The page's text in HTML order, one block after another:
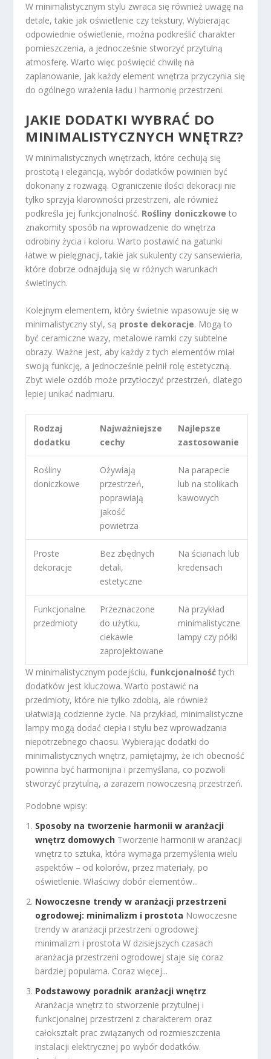
W minimalistycznym stylu zwraca się również uwagę na
detale, takie jak oświetlenie czy tekstury. Wybierając
odpowiednie oświetlenie, można podkreślić charakter
pomieszczenia, a jednocześnie stworzyć przytulną
atmosferę. Warto więc poświęcić chwilę na
zaplanowanie, jak każdy element wnętrza przyczynia się
do ogólnego wrażenia ładu i harmonię przestrzeni.
JAKIE DODATKI WYBRAĆ DO
MINIMALISTYCZNYCH WNĘTRZ?
W minimalistycznych wnętrzach, które cechują się
prostotą i elegancją, wybór dodatków powinien być
dokonany z rozwagą. Ograniczenie ilości dekoracji nie
tylko sprzyja klarowności przestrzeni, ale również
podkreśla jej funkcjonalność. Rośliny doniczkowe to
znakomity sposób na wprowadzenie do wnętrza
odrobiny życia i koloru. Warto postawić na gatunki
łatwe w pielęgnacji, takie jak sukulenty czy sansewieria,
które dobrze odnajdują się w różnych warunkach
świetlnych.
Kolejnym elementem, który świetnie wpasowuje się w
minimalistyczny styl, są proste dekoracje. Mogą to
być ceramiczne wazy, metalowe ramki czy subtelne
obrazy. Ważne jest, aby każdy z tych elementów miał
swoją funkcję, a jednocześnie pełnił rolę estetyczną.
Zbyt wiele ozdób może przytłoczyć przestrzeń, dlatego
lepiej unikać nadmiaru.
Rodzaj
dodatku
Najważniejsze
cechy
Najlepsze
zastosowanie
Rośliny
doniczkowe
Ożywiają
przestrzeń,
poprawiają
jakość
powietrza
Na parapecie
lub na stolikach
kawowych
Proste
dekoracje
Bez zbędnych
detali,
estetyczne
Na ścianach lub
kredensach
Funkcjonalne
przedmioty
Przeznaczone
do użytku,
ciekawie
zaprojektowane
Na przykład
minimalistyczne
lampy czy półki
W minimalistycznym podejściu, funkcjonalność tych
dodatków jest kluczowa. Warto postawić na
przedmioty, które nie tylko zdobią, ale również
ułatwiają codzienne życie. Na przykład, minimalistyczne
lampy mogą dodać ciepła i stylu bez wprowadzania
niepotrzebnego chaosu. Wybierając dodatki do
minimalistycznych wnętrz, pamiętajmy, że ich obecność
powinna być harmonijna i przemyślana, co pozwoli
stworzyć przytulną, a zarazem nowoczesną przestrzeń.
Podobne wpisy:
Sposoby na tworzenie harmonii w aranżacji
wnętrz domowych Tworzenie harmonii w aranżacji
wnętrz to sztuka, która wymaga przemyślenia wielu
aspektów – od kolorów, przez materiały, po
oświetlenie. Właściwy dobór elementów...
Nowoczesne trendy w aranżacji przestrzeni
ogrodowej: minimalizm i prostota Nowoczesne
trendy w aranżacji przestrzeni ogrodowej:
minimalizm i prostota W dzisiejszych czasach
aranżacja przestrzeni ogrodowej staje się coraz
bardziej popularna. Coraz więcej...
Podstawowy poradnik aranżacji wnętrz
Aranżacja wnętrz to stworzenie przytulnej i
funkcjonalnej przestrzeni z charakterem oraz
całokształt prac związanych od rozmieszczenia
instalacji elektrycznej po wybór dodatków.